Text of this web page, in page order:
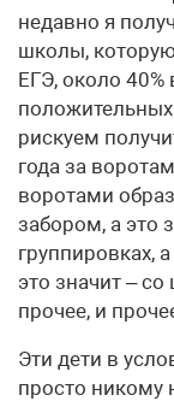
недавно я
школы,
ЕГЭ, около 40%
рискуем
года за
воротами
забором, а это
группировках,
это значит –
прочее, и
Эти дети в
просто никому